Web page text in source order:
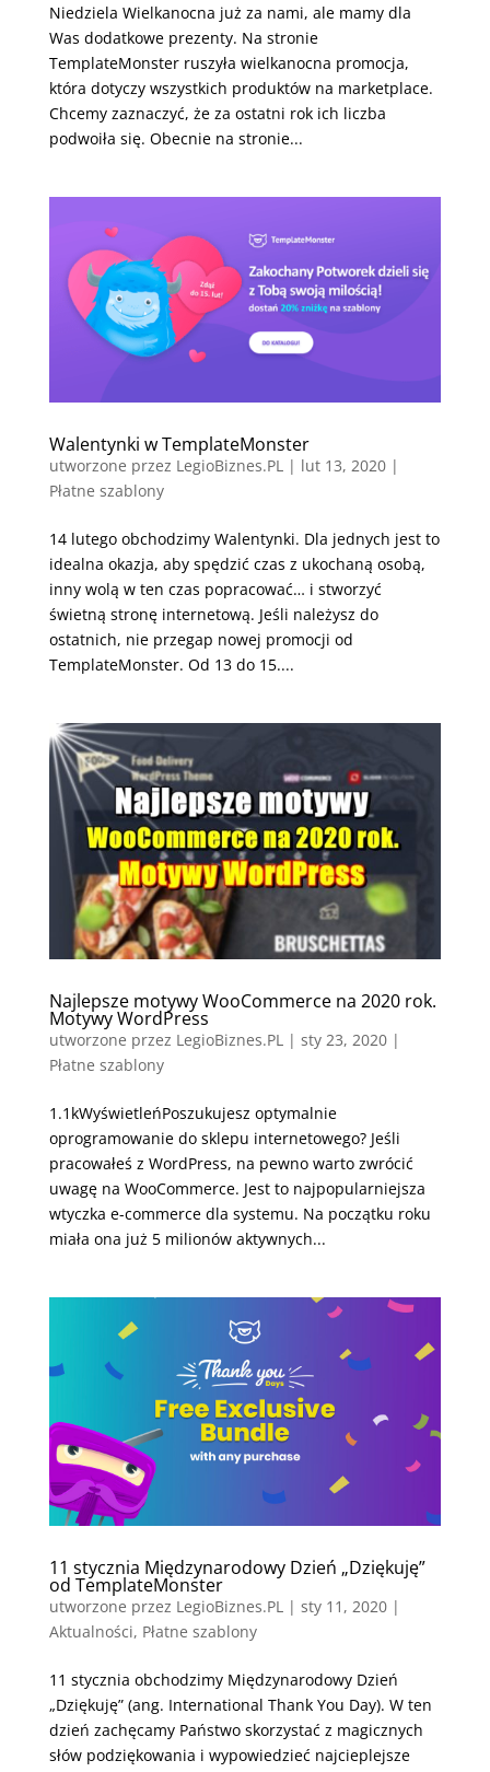
Niedziela Wielkanocna już za nami, ale mamy dla
Was dodatkowe prezenty. Na stronie
TemplateMonster ruszyła wielkanocna promocja,
która dotyczy wszystkich produktów na marketplace.
Chcemy zaznaczyć, że za ostatni rok ich liczba
podwoiła się. Obecnie na stronie...
Walentynki w TemplateMonster
utworzone przez LegioBiznes.PL| lut 13, 2020|
Płatne szablony
14 lutego obchodzimy Walentynki. Dla jednych jest to
idealna okazja, aby spędzić czas z ukochaną osobą,
inny wolą w ten czas popracować… i stworzyć
świetną stronę internetową. Jeśli należysz do
ostatnich, nie przegap nowej promocji od
TemplateMonster. Od 13 do 15....
Najlepsze motywy WooCommerce na 2020 rok.
Motywy WordPress
utworzone przez LegioBiznes.PL| sty 23, 2020|
Płatne szablony
1.1kWyświetleńPoszukujesz optymalnie
oprogramowanie do sklepu internetowego? Jeśli
pracowałeś z WordPress, na pewno warto zwrócić
uwagę na WooCommerce. Jest to najpopularniejsza
wtyczka e-commerce dla systemu. Na początku roku
miała ona już 5 milionów aktywnych...
11 stycznia Międzynarodowy Dzień „Dziękuję”
od TemplateMonster
utworzone przez LegioBiznes.PL| sty 11, 2020|
Aktualności, Płatne szablony
11 stycznia obchodzimy Międzynarodowy Dzień
„Dziękuję” (ang. International Thank You Day). W ten
dzień zachęcamy Państwo skorzystać z magicznych
słów podziękowania i wypowiedzieć najcieplejsze